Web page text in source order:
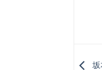
坂